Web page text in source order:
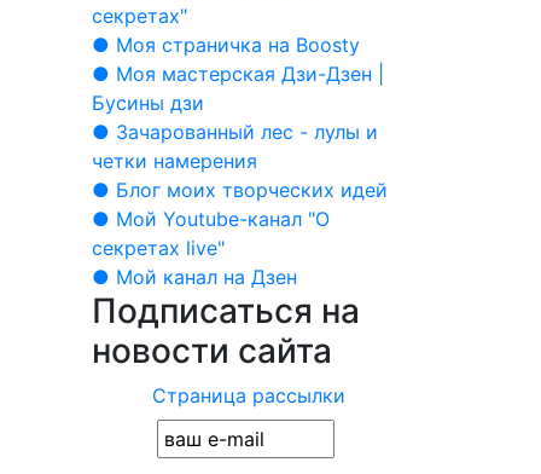
секретах"
● Моя страничка на Boosty
● Моя мастерская Дзи-Дзен |
Бусины дзи
● Зачарованный лес - лулы и
четки намерения
● Блог моих творческих идей
● Мой Youtube-канал "О
секретах live"
● Мой канал на Дзен
Подписаться на
новости сайта
Страница рассылки